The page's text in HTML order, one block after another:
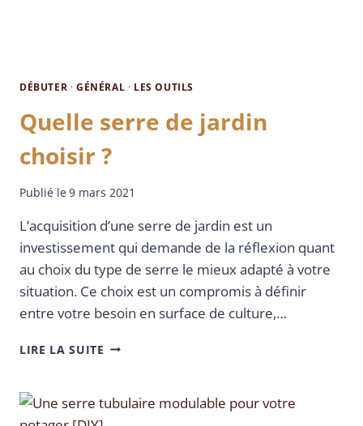
DÉBUTER · GÉNÉRAL · LES OUTILS
Quelle serre de jardin
choisir ?
Publié le9 mars 2021
L’acquisition d’une serre de jardin est un
investissement qui demande de la réflexion quant
au choix du type de serre le mieux adapté à votre
situation. Ce choix est un compromis à définir
entre votre besoin en surface de culture,…
LIRE LA SUITE